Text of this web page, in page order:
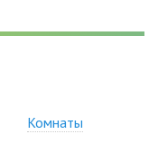
Комнаты